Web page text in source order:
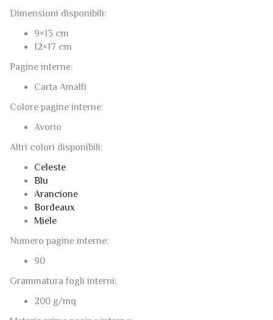
Dimensioni disponibili:
9×13 cm
12×17 cm
Pagine interne:
Carta Amalfi
Colore pagine interne:
Avorio
Altri colori disponibili:
Celeste
Blu
Arancione
Bordeaux
Miele
Numero pagine interne:
90
Grammatura fogli interni:
200 g/mq